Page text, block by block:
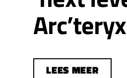
LEES MEER